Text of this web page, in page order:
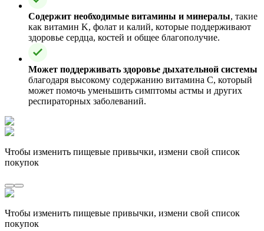
Содержит необходимые витамины и минералы, такие
как витамин K, фолат и калий, которые поддерживают
здоровье сердца, костей и общее благополучие.
Может поддерживать здоровье дыхательной системы
благодаря высокому содержанию витамина C, который
может помочь уменьшить симптомы астмы и других
респираторных заболеваний.
Чтобы изменить пищевые привычки, измени свой список
покупок
Чтобы изменить пищевые привычки, измени свой список
покупок